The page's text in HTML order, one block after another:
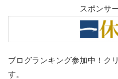
スポンサ
ブログランキング参加中！ク
す。